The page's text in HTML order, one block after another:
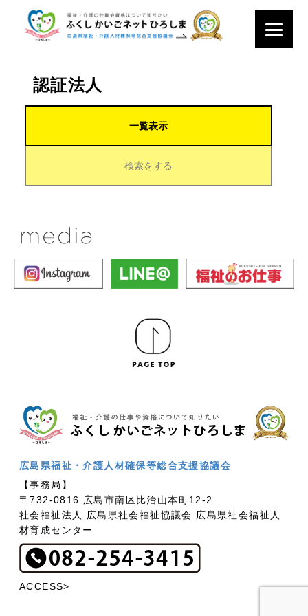
認証法人
一覧表示
検索をする
広島県福祉・介護人材確保等総合支援協議会
【事務局】
〒732-0816 広島市南区比治山本町12-2
社会福祉法人 広島県社会福祉協議会 広島県社会福祉人
材育成センター
ACCESS>